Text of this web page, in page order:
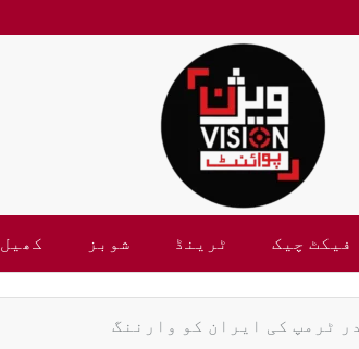
فیکٹ چیک ٹرینڈ شوبز کھیل
ٹرمپ کی ایران کو وارننگ